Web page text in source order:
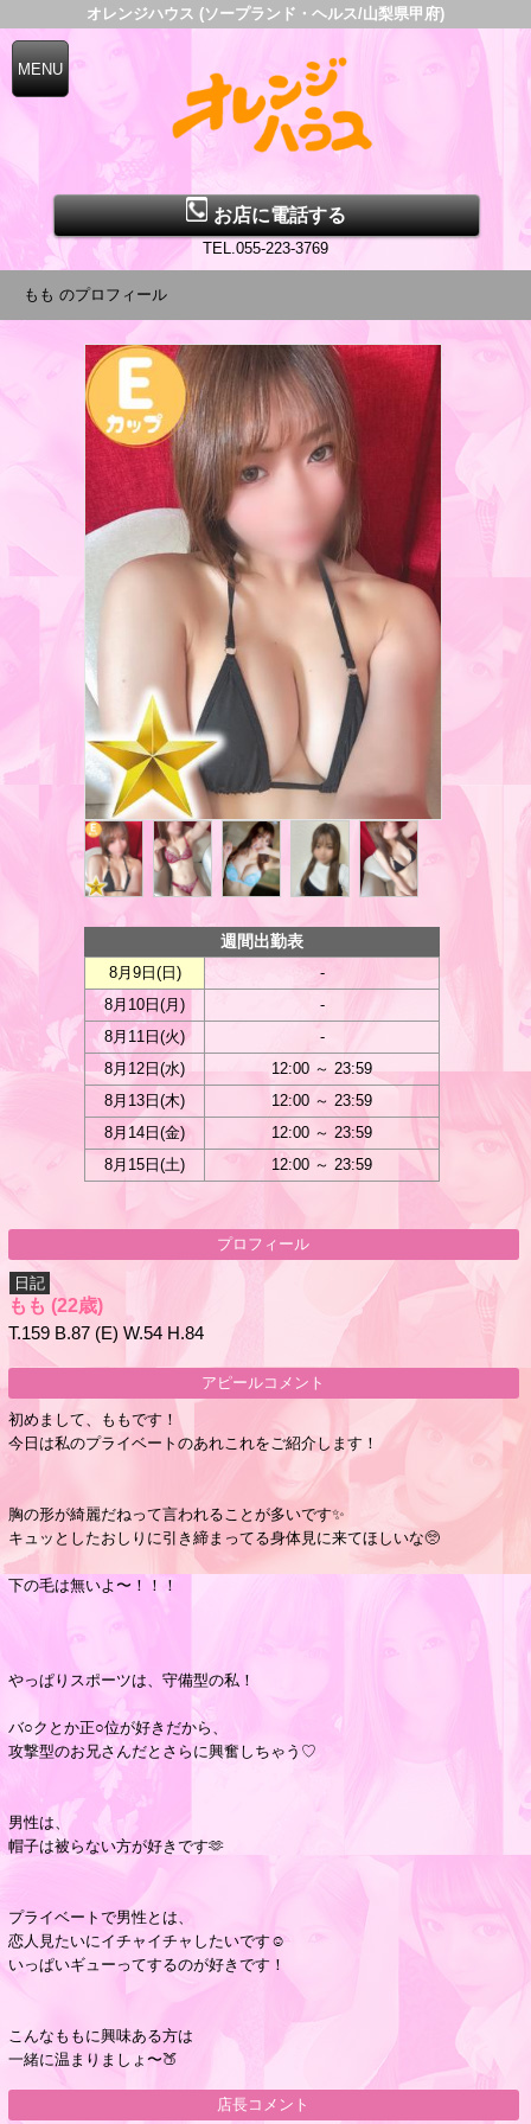
オレンジハウス (ソープランド・ヘルス/山梨県甲府)
お店に電話する
TEL.055-223-3769
もも のプロフィール
週間出勤表
8月9日(日 )
-
8月10日(月 )
-
8月11日(火)
-
8月12日(水)
12:00 ～ 23:59
8月13日(木)
12:00 ～ 23:59
8月14日(金)
12:00 ～ 23:59
8月15日(土) 12:00 ～ 23:59
プロフィール
日記
もも (22歳)
T.159 B.87 (E) W.54 H.84
アピールコメント
初めまして、ももです！
今日は私のプライベートのあれこれをご紹介します！
胸の形が綺麗だねって言われることが多いです✨
キュッとしたおしりに引き締まってる身体見に来てほしいな🥺
下の毛は無いよ〜！！！
やっぱりスポーツは、守備型の私！
バ○クとか正○位が好きだから、
攻撃型のお兄さんだとさらに興奮しちゃう♡
男性は、
帽子は被らない方が好きです🫶
プライベートで男性とは、
恋人見たいにイチャイチャしたいです☺️
いっぱいギューってするのが好きです！
こんなももに興味ある方は
一緒に温まりましょ〜🍑
店長コメント